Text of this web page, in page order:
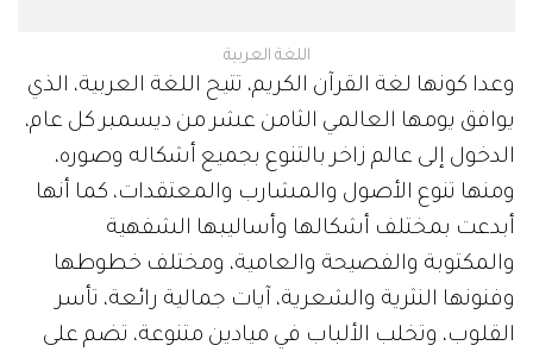
اللغة العربية
وعدا كونها لغة القرآن الكريم، تتيح اللغة العربية، الذي
يوافق يومها العالمي الثامن عشر من ديسمبر كل عام،
الدخول إلى عالم زاخر بالتنوع بجميع أشكاله وصوره،
ومنها تنوع الأصول والمشارب والمعتقدات، كما أنها
أبدعت بمختلف أشكالها وأساليبها الشفهية
والمكتوبة والفصيحة والعامية، ومختلف خطوطها
وفنونها النثرية والشعرية، آيات جمالية رائعة، تأسر
القلوب، وتخلب الألباب في ميادين متنوعة، تضم على